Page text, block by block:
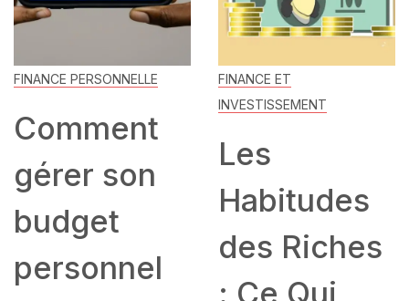
FINANCE PERSONNELLE
Comment
gérer son
budget
personnel
FINANCE ET
INVESTISSEMENT
Les
Habitudes
des Riches
: Ce Qui